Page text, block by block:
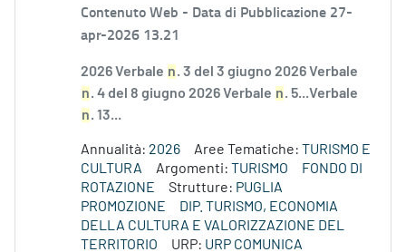
Contenuto Web - Data di Pubblicazione 27-
apr-2026 13.21
2026 Verbale n. 3 del 3 giugno 2026 Verbale
n. 4 del 8 giugno 2026 Verbale n. 5...Verbale
n. 13...
Annualità: 2026 Aree Tematiche: TURISMO E
CULTURA
Argomenti: TURISMO
FONDO DI
ROTAZIONE
Strutture: PUGLIA
PROMOZIONE
DIP. TURISMO, ECONOMIA
DELLA CULTURA E VALORIZZAZIONE DEL
TERRITORIO
URP: URP COMUNICA